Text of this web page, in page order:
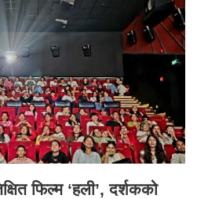
फिल्म ‘हली’, दर्शकको